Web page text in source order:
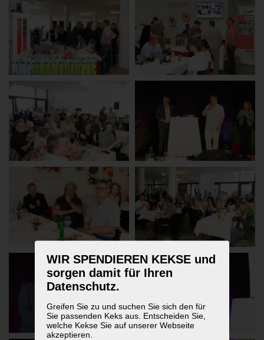
WIR SPENDIEREN KEKSE und
sorgen damit für Ihren
Datenschutz.
Greifen Sie zu und suchen Sie sich den für
Sie passenden Keks aus. Entscheiden Sie,
welche Kekse Sie auf unserer Webseite
akzeptieren.